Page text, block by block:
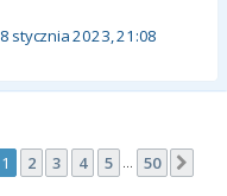
stycznia 2023, 21:08
z50
1 2 3 4 5 … 50